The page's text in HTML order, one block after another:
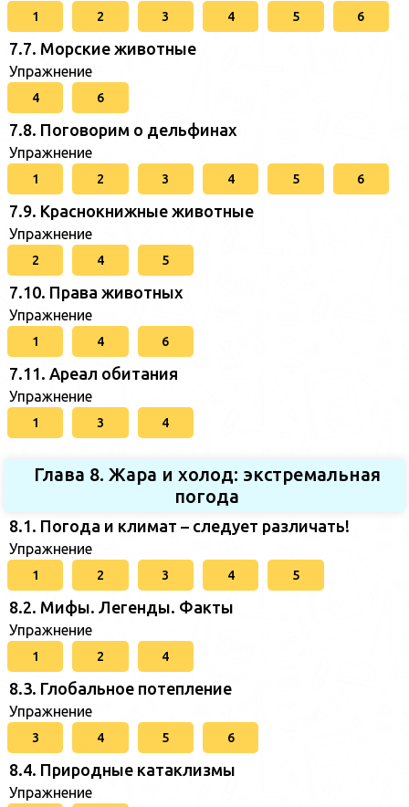
1 2 3 4 5 6
7.7. Морские животные
Упражнение
4 6
7.8. Поговорим о дельфинах
Упражнение
1 2 3 4 5 6
7.9. Краснокнижные животные
Упражнение
2 4 5
7.10. Права животных
Упражнение
1 4 6
7.11. Ареал обитания
Упражнение
1 3 4
Глава 8. Жара и холод: экстремальная
погода
8.1. Погода и климат – следует различать!
Упражнение
1 2 3 4 5
8.2. Мифы. Легенды. Факты
Упражнение
1 2 4
8.3. Глобальное потепление
Упражнение
3 4 5 6
8.4. Природные катаклизмы
Упражнение